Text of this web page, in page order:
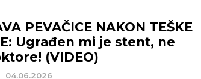
04.06.2026
PEVAČICE NAKON TEŠKE
Ugrađen mi je stent, ne
(VIDEO)